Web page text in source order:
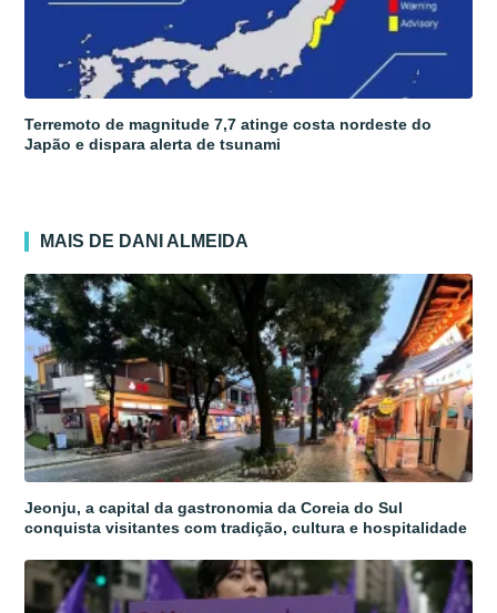
Terremoto de magnitude 7,7 atinge costa nordeste do
Japão e dispara alerta de tsunami
MAIS DE DANI ALMEIDA
Jeonju, a capital da gastronomia da Coreia do Sul
conquista visitantes com tradição, cultura e hospitalidade